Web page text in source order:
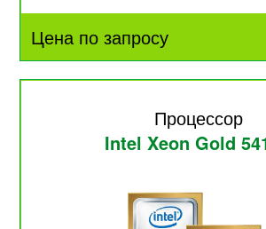
Цена по запросу
Процессор
Intel Xeon Gold